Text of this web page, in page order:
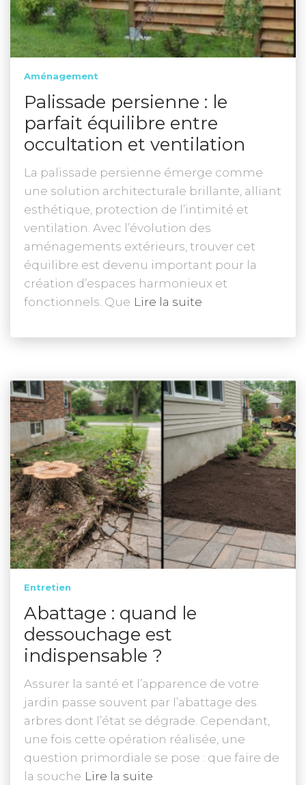
Aménagement
Palissade persienne : le
parfait équilibre entre
occultation et ventilation
La palissade persienne émerge comme
une solution architecturale brillante, alliant
esthétique, protection de l’intimité et
ventilation. Avec l’évolution des
aménagements extérieurs, trouver cet
équilibre est devenu important pour la
création d’espaces harmonieux et
fonctionnels. Que Lire la suite
Entretien
Abattage : quand le
dessouchage est
indispensable ?
Assurer la santé et l’apparence de votre
jardin passe souvent par l’abattage des
arbres dont l’état se dégrade. Cependant,
une fois cette opération réalisée, une
question primordiale se pose : que faire de
la souche Lire la suite